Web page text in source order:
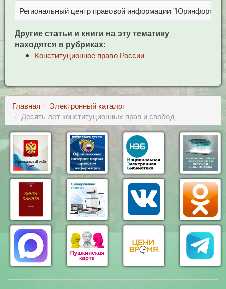
Региональный центр правовой информации "Юринформ"
Другие статьи и книги на эту тематику
находятся в рубриках:
Конституционное право России
Главная
Электронный каталог
Десять лет конституционных прав и свобод